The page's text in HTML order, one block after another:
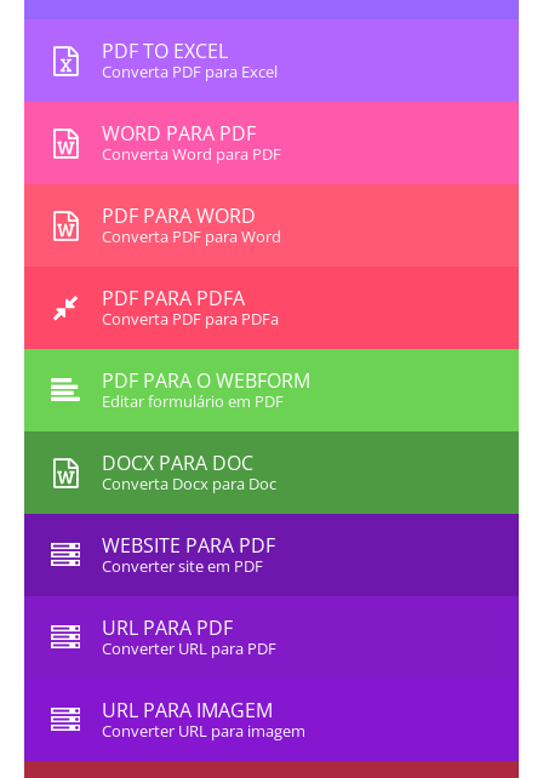
PDF TO EXCEL
Converta PDF para Excel
WORD PARA PDF
Converta Word para PDF
PDF PARA WORD
Converta PDF para Word
PDF PARA PDFA
Converta PDF para PDFa
PDF PARA O WEBFORM
Editar formulário em PDF
DOCX PARA DOC
Converta Docx para Doc
WEBSITE PARA PDF
Converter site em PDF
URL PARA PDF
Converter URL para PDF
URL PARA IMAGEM
Converter URL para imagem